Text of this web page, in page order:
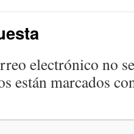
electrónico no
están marcados